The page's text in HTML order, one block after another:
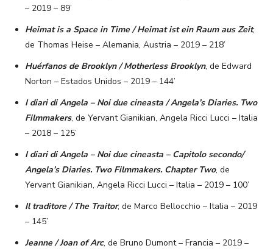
– 2019 – 89’
Heimat is a Space in Time / Heimat ist ein Raum aus Zeit,
de Thomas Heise – Alemania, Austria – 2019 – 218’
Huérfanos de Brooklyn / Motherless Brooklyn, de Edward
Norton – Estados Unidos – 2019 – 144’
I diari di Angela – Noi due cineasta / Angela’s Diaries. Two
Filmmakers, de Yervant Gianikian, Angela Ricci Lucci – Italia
– 2018 – 125’
I diari di Angela – Noi due cineasta – Capitolo secondo/
Angela’s Diaries. Two Filmmakers. Chapter Two, de
Yervant Gianikian, Angela Ricci Lucci – Italia – 2019 – 100’
Il traditore / The Traitor, de Marco Bellocchio – Italia – 2019
– 145’
Jeanne / Joan of Arc, de Bruno Dumont – Francia – 2019 –